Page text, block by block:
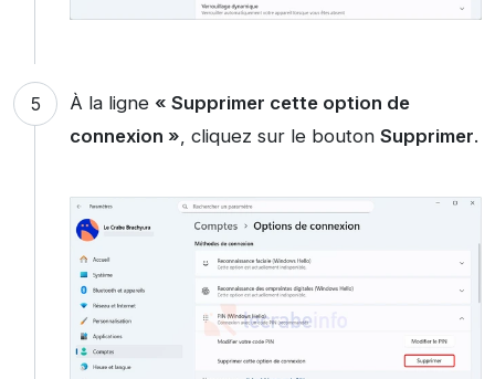
À la ligne « Supprimer cette option de
connexion », cliquez sur le bouton Supprimer.